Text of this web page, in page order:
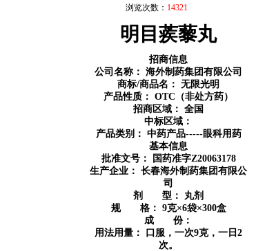
浏览次数： 14321
明目蒺藜丸
招商信息
公司名称： 海外制药集团有限公司
商标/商品名： 无限光明
产品性质： OTC（非处方药）
招商区域： 全国
中标区域：
产品类别： 中药产品-----眼科用药
基本信息
批准文号： 国药准字Z20063178
生产企业： 长春海外制药集团有限公
司
剂 型： 丸剂
规 格： 9克×6袋×300盒
成 份：
用法用量： 口服，一次9克，一日2
次。